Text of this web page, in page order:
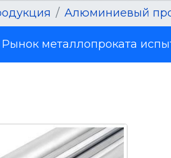
Алюминиевый
металлопроката